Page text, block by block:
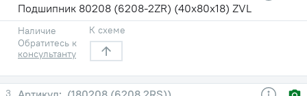
Подшипник 80208 (6208-2ZR) (40х80х18) ZVL
Наличие
Обратитесь к
консультанту
К схеме
3